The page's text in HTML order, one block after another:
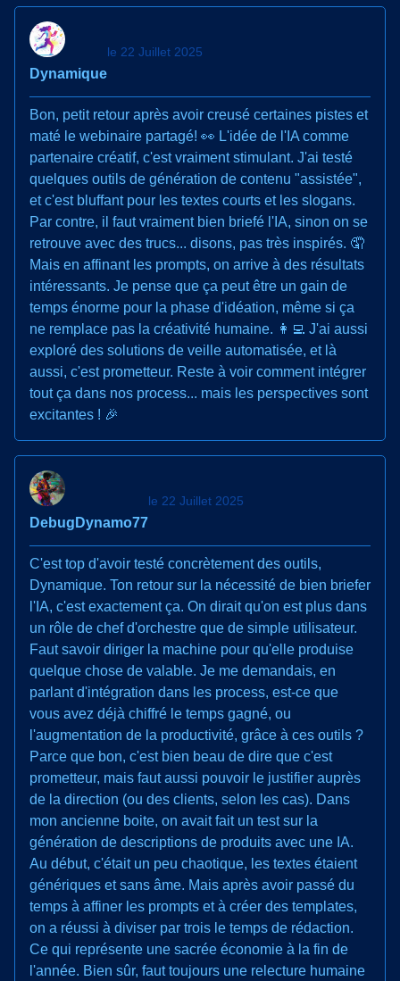
Dynamique
le 22 Juillet 2025
Bon, petit retour après avoir creusé certaines pistes et
maté le webinaire partagé! 👀 L'idée de l'IA comme
partenaire créatif, c'est vraiment stimulant. J'ai testé
quelques outils de génération de contenu "assistée",
et c'est bluffant pour les textes courts et les slogans.
Par contre, il faut vraiment bien briefé l'IA, sinon on se
retrouve avec des trucs... disons, pas très inspirés. 🤦
Mais en affinant les prompts, on arrive à des résultats
intéressants. Je pense que ça peut être un gain de
temps énorme pour la phase d'idéation, même si ça
ne remplace pas la créativité humaine. 👩‍💻 J'ai aussi
exploré des solutions de veille automatisée, et là
aussi, c'est prometteur. Reste à voir comment intégrer
tout ça dans nos process... mais les perspectives sont
excitantes ! 🎉
DebugDynamo77
le 22 Juillet 2025
C'est top d'avoir testé concrètement des outils,
Dynamique. Ton retour sur la nécessité de bien briefer
l'IA, c'est exactement ça. On dirait qu'on est plus dans
un rôle de chef d'orchestre que de simple utilisateur.
Faut savoir diriger la machine pour qu'elle produise
quelque chose de valable. Je me demandais, en
parlant d'intégration dans les process, est-ce que
vous avez déjà chiffré le temps gagné, ou
l'augmentation de la productivité, grâce à ces outils ?
Parce que bon, c'est bien beau de dire que c'est
prometteur, mais faut aussi pouvoir le justifier auprès
de la direction (ou des clients, selon les cas). Dans
mon ancienne boite, on avait fait un test sur la
génération de descriptions de produits avec une IA.
Au début, c'était un peu chaotique, les textes étaient
génériques et sans âme. Mais après avoir passé du
temps à affiner les prompts et à créer des templates,
on a réussi à diviser par trois le temps de rédaction.
Ce qui représente une sacrée économie à la fin de
l'année. Bien sûr, faut toujours une relecture humaine